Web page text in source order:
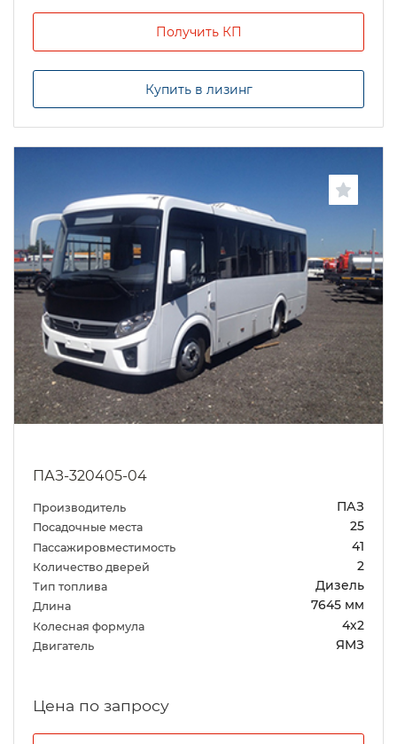
Получить КП
Купить в лизинг
ПАЗ-320405-04
Производитель ПАЗ
Посадочные места 25
Пассажировместимость 41
Количество дверей 2
Тип топлива Дизель
Длина 7645 мм
Колесная формула 4х2
Двигатель ЯМЗ
Цена по запросу